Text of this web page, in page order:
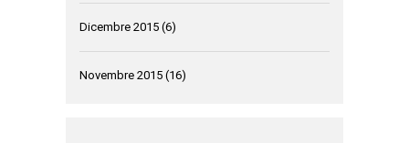
Dicembre 2015 (6)
Novembre 2015 (16)